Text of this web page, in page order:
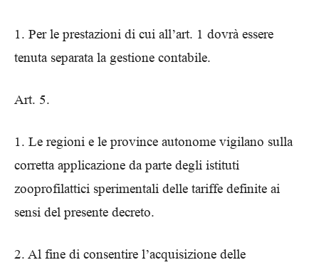
1. Per le prestazioni di cui all’art. 1 dovrà essere
tenuta separata la gestione contabile.
Art. 5.
1. Le regioni e le province autonome vigilano sulla
corretta applicazione da parte degli istituti
zooprofilattici sperimentali delle tariffe definite ai
sensi del presente decreto.
2. Al fine di consentire l’acquisizione delle